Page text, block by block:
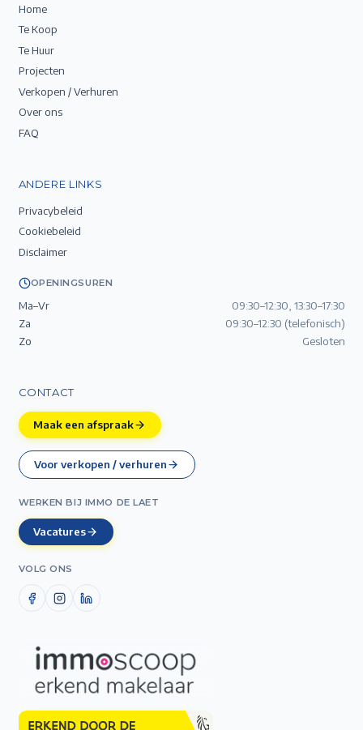
Home
Te Koop
Te Huur
Projecten
Verkopen / Verhuren
Over ons
FAQ
ANDERE LINKS
Privacybeleid
Cookiebeleid
Disclaimer
OPENINGSUREN
Ma–Vr
09:30–12:30, 13:30–17:30
Za
09:30–12:30 (telefonisch)
Zo
Gesloten
CONTACT
Maak een afspraak
Voor verkopen / verhuren
WERKEN BIJ IMMO DE LAET
Vacatures
VOLG ONS